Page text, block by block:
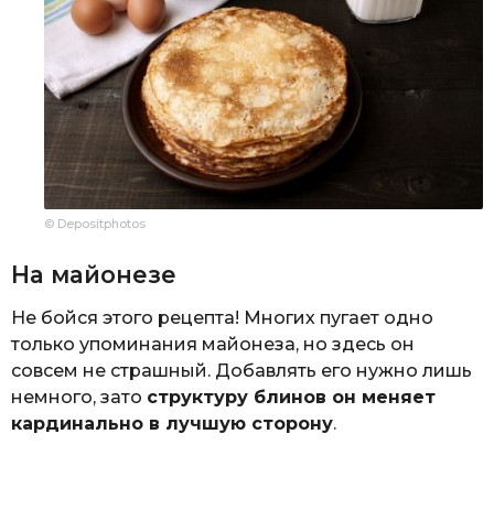
© Depositphotos
На майонезе
Не бойся этого рецепта! Многих пугает одно
только упоминания майонеза, но здесь он
совсем не страшный. Добавлять его нужно лишь
немного, зато структуру блинов он меняет
кардинально в лучшую сторону.